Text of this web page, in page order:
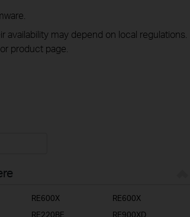
may depend on local regulations.
product page.
RE600X
RE600X
RE220BE
RE900XD